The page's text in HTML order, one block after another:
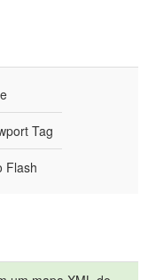
Tag
Flash